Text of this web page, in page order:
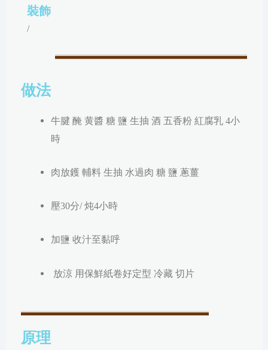
裝飾
/
做法
牛腱 醃 黄醬 糖 鹽 生抽 酒 五香粉 紅腐乳 4小
時
肉放鑊 輔料 生抽 水過肉 糖 鹽 蔥薑
壓30分/ 炖4小時
加鹽 收汁至黏呼
放涼 用保鮮紙卷好定型 冷藏 切片
原理